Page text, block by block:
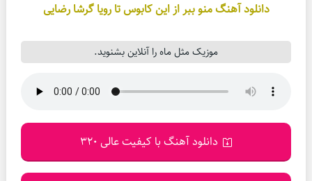
دانلود آهنگ منو ببر از این کابوس تا رویا گرشا رضایی
موزیک مثل ماه را آنلاین بشنوید.
دانلود آهنگ با کیفیت عالی 320